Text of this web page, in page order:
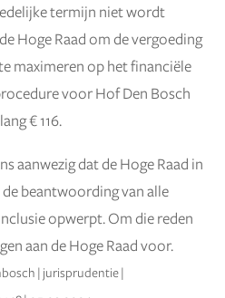
termijn niet wordt
Hoge Raad om de vergoeding
maximeren op het financiële
voor Hof Den Bosch
€ 116.
aanwezig dat de Hoge Raad in
beantwoording van alle
opwerpt. Om die reden
aan de Hoge Raad voor.
| jurisprudentie |